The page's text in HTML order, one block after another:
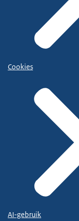
Cookies
AI-gebruik